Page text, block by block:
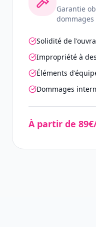
Garantie
Solidité de
Impropriété à
Éléments
Dommages
À partir de